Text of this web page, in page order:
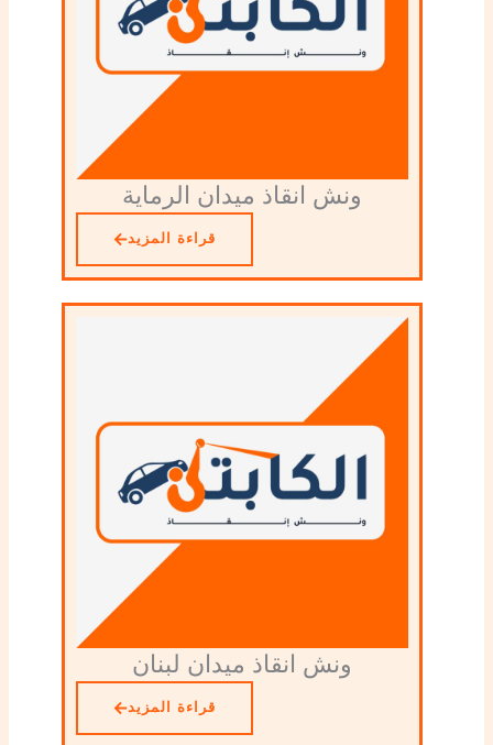
ونش انقاذ ميدان الرماية
قراءة المزيد
ونش انقاذ ميدان لبنان
قراءة المزيد